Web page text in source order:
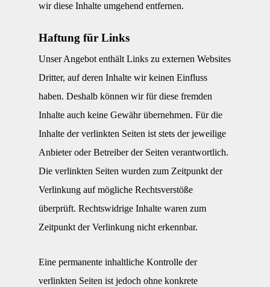
wir diese Inhalte umgehend entfernen.
Haftung für Links
Unser Angebot enthält Links zu externen Websites
Dritter, auf deren Inhalte wir keinen Einfluss
haben. Deshalb können wir für diese fremden
Inhalte auch keine Gewähr übernehmen. Für die
Inhalte der verlinkten Seiten ist stets der jeweilige
Anbieter oder Betreiber der Seiten verantwortlich.
Die verlinkten Seiten wurden zum Zeitpunkt der
Verlinkung auf mögliche Rechtsverstöße
überprüft. Rechtswidrige Inhalte waren zum
Zeitpunkt der Verlinkung nicht erkennbar.
Eine permanente inhaltliche Kontrolle der
verlinkten Seiten ist jedoch ohne konkrete